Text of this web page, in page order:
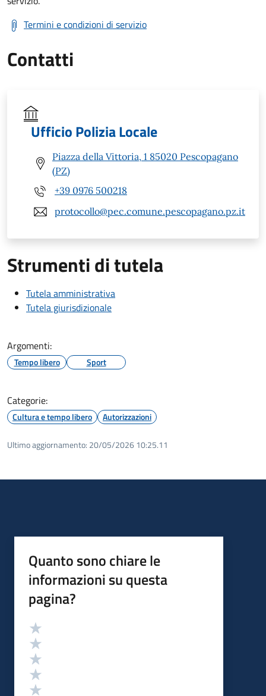
Termini e condizioni di servizio
Contatti
Ufficio Polizia Locale
Piazza della Vittoria, 1 85020 Pescopagano
(PZ)
+39 0976 500218
protocollo@pec.comune.pescopagano.pz.it
Strumenti di tutela
Tutela amministrativa
Tutela giurisdizionale
Argomenti:
Tempo libero Sport
Categorie:
Cultura e tempo libero Autorizzazioni
Ultimo aggiornamento: 20/05/2026 10:25.11
Quanto sono chiare le
informazioni su questa
pagina?
Valutazione